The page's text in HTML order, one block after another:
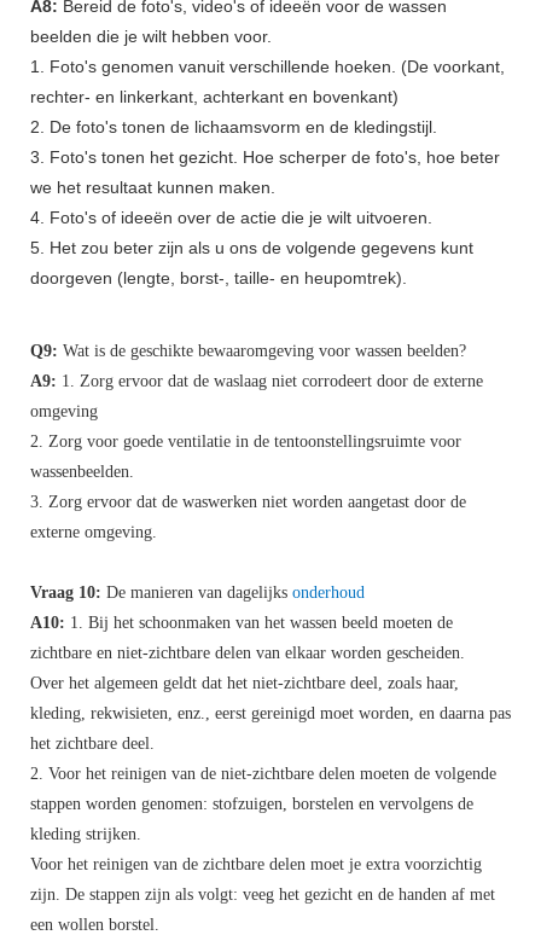
A8: Bereid de foto's, video's of ideeën voor de wassen
beelden die je wilt hebben voor.
1. Foto's genomen vanuit verschillende hoeken. (De voorkant,
rechter- en linkerkant, achterkant en bovenkant)
2. De foto's tonen de lichaamsvorm en de kledingstijl.
3. Foto's tonen het gezicht. Hoe scherper de foto's, hoe beter
we het resultaat kunnen maken.
4. Foto's of ideeën over de actie die je wilt uitvoeren.
5. Het zou beter zijn als u ons de volgende gegevens kunt
doorgeven (lengte, borst-, taille- en heupomtrek).
Q9: Wat is de geschikte bewaaromgeving voor wassen beelden?
A9: 1. Zorg ervoor dat de waslaag niet corrodeert door de externe
omgeving
2. Zorg voor goede ventilatie in de tentoonstellingsruimte voor
wassenbeelden.
3. Zorg ervoor dat de waswerken niet worden aangetast door de
externe omgeving.
Vraag 10: De manieren van dagelijks onderhoud
A10: 1. Bij het schoonmaken van het wassen beeld moeten de
zichtbare en niet-zichtbare delen van elkaar worden gescheiden.
Over het algemeen geldt dat het niet-zichtbare deel, zoals haar,
kleding, rekwisieten, enz., eerst gereinigd moet worden, en daarna pas
het zichtbare deel.
2. Voor het reinigen van de niet-zichtbare delen moeten de volgende
stappen worden genomen: stofzuigen, borstelen en vervolgens de
kleding strijken.
Voor het reinigen van de zichtbare delen moet je extra voorzichtig
zijn. De stappen zijn als volgt: veeg het gezicht en de handen af ​​met
een wollen borstel.